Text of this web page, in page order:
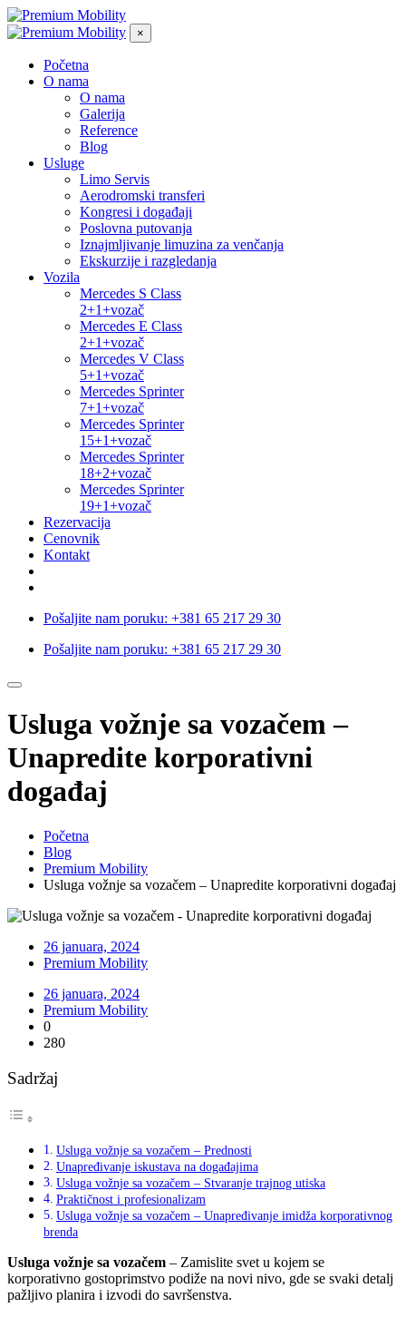
×
Početna
O nama
O nama
Galerija
Reference
Blog
Usluge
Limo Servis
Aerodromski transferi
Kongresi i događaji
Poslovna putovanja
Iznajmljivanje limuzina za venčanja
Ekskurzije i razgledanja
Vozila
Mercedes S Class
2+1+vozač
Mercedes E Class
2+1+vozač
Mercedes V Class
5+1+vozač
Mercedes Sprinter
7+1+vozač
Mercedes Sprinter
15+1+vozač
Mercedes Sprinter
18+2+vozač
Mercedes Sprinter
19+1+vozač
Rezervacija
Cenovnik
Kontakt
Pošaljite nam poruku: +381 65 217 29 30
Pošaljite nam poruku: +381 65 217 29 30
Usluga vožnje sa vozačem –
Unapredite korporativni
događaj
Početna
Blog
Premium Mobility
Usluga vožnje sa vozačem – Unapredite korporativni događaj
26 januara, 2024
Premium Mobility
26 januara, 2024
Premium Mobility
0
280
Sadržaj
Usluga vožnje sa vozačem – Prednosti
Unapređivanje iskustava na događajima
Usluga vožnje sa vozačem – Stvaranje trajnog utiska
Praktičnost i profesionalizam
Usluga vožnje sa vozačem – Unapređivanje imidža korporativnog
brenda
Usluga vožnje sa vozačem – Zamislite svet u kojem se
korporativno gostoprimstvo podiže na novi nivo, gde se svaki detalj
pažljivo planira i izvodi do savršenstva.